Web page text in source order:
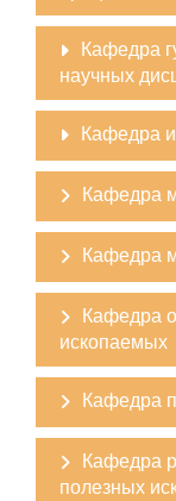
Кафедра
научных
Кафедра
Кафедра
Кафедра
Кафедра
ископаемых
Кафедра
Кафедра
полезных